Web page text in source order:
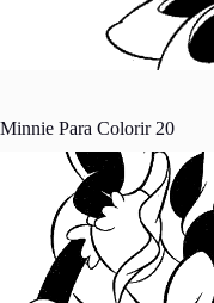
Minnie Para Colorir 20